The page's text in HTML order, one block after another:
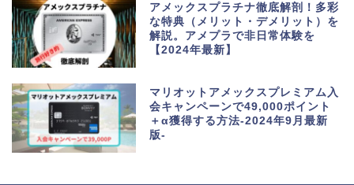
アメックスプラチナ徹底解剖！多彩
な特典（メリット・デメリット）を
解説。アメプラで非日常体験を
【2024年最新】
マリオットアメックスプレミアム入
会キャンペーンで49,000ポイント
＋α獲得する方法-2024年9月最新
版-